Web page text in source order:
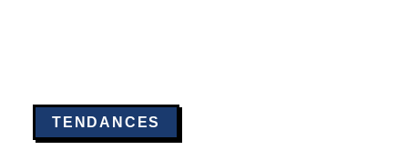
TENDANCES